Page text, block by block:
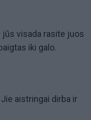
jūs visada rasite juos
iki galo.
aistringai dirba ir